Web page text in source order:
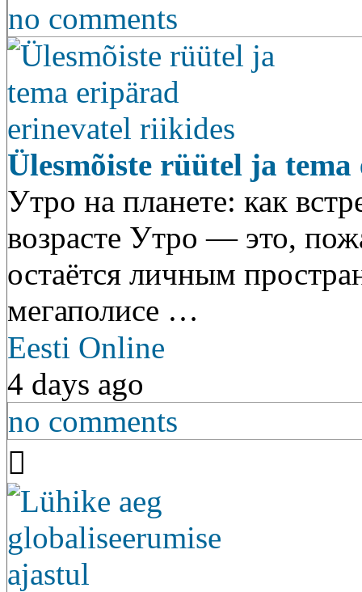
no comments
Ülesmõiste rüütel ja
Утро на планете: как
возрасте Утро — это,
остаётся личным
мегаполисе …
Eesti Online
4 days ago
no comments